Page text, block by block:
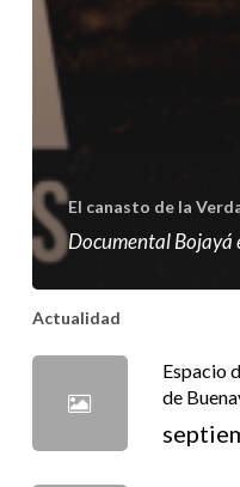
El canasto de la
Documental Bojayá
Actualidad
Espacio
de